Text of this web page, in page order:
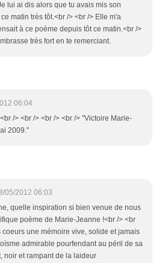
lui ai dis alors que tu avais mis son
matin très tôt.<br /> <br /> Elle m'a
à ce poème depuis tôt ce matin.<br />
très fort en te remerciant.
06:04
/> <br /> <br /> <br /> "Victoire Marie-
2009."
05/2012 06:03
quelle inspiration si bien venue de nous
poème de Marie-Jeanne !<br /> <br
coeurs une mémoire vive, solide et jamais
admirable pourfendant au péril de sa
noir et rampant de la laideur